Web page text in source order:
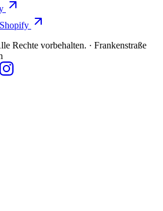
Rechte vorbehalten. · Frankenstraße